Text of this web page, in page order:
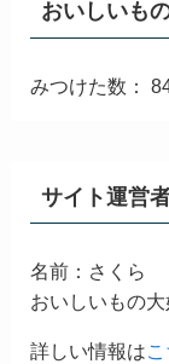
おいしいも
みつけた数：
サイト運営
名前：さくら
おいしいもの大
詳しい情報は